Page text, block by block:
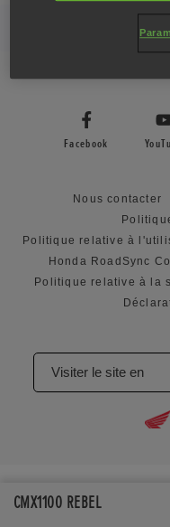
CMX1100 REBEL
Facebook
Nous contacter
Politique relative à
Honda RoadSync
Politique relative à la
Visiter le site en